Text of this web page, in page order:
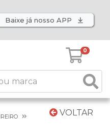
Baixe já nosso APP
0
VOLTAR